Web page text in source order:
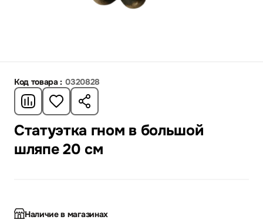
Код товара : 0320828
Статуэтка гном в большой
шляпе 20 см
Наличие в магазинах